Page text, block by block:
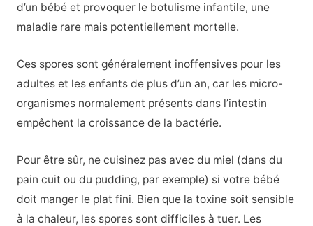
d’un bébé et provoquer le botulisme infantile, une
maladie rare mais potentiellement mortelle.
Ces spores sont généralement inoffensives pour les
adultes et les enfants de plus d’un an, car les micro-
organismes normalement présents dans l’intestin
empêchent la croissance de la bactérie.
Pour être sûr, ne cuisinez pas avec du miel (dans du
pain cuit ou du pudding, par exemple) si votre bébé
doit manger le plat fini. Bien que la toxine soit sensible
à la chaleur, les spores sont difficiles à tuer. Les